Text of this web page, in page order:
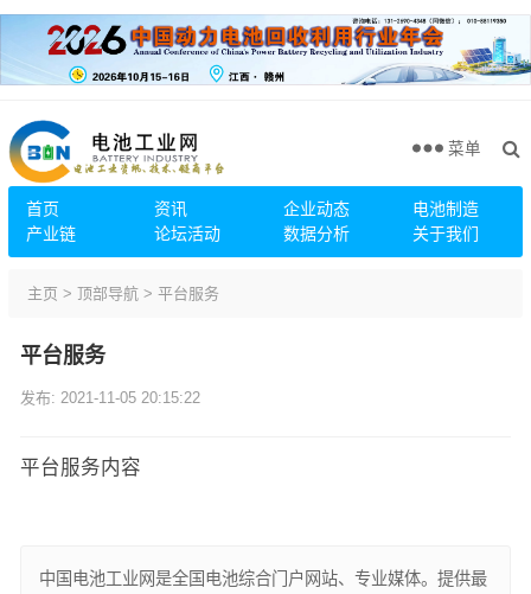
首页 资讯 企业动态
电池制造
产业链
论坛活动 数据分析 关于我们
菜单
主页 > 顶部导航> 平台服务
平台服务
发布: 2021-11-05 20:15:22
平台服务内容
中国电池工业网是全国电池综合门户网站、专业媒体。提供最